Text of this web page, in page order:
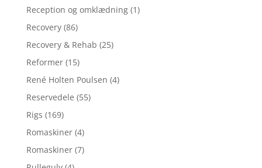
Reception og omklædning (1)
Recovery (86)
Recovery & Rehab (25)
Reformer (15)
René Holten Poulsen (4)
Reservedele (55)
Rigs (169)
Romaskiner (4)
Romaskiner (7)